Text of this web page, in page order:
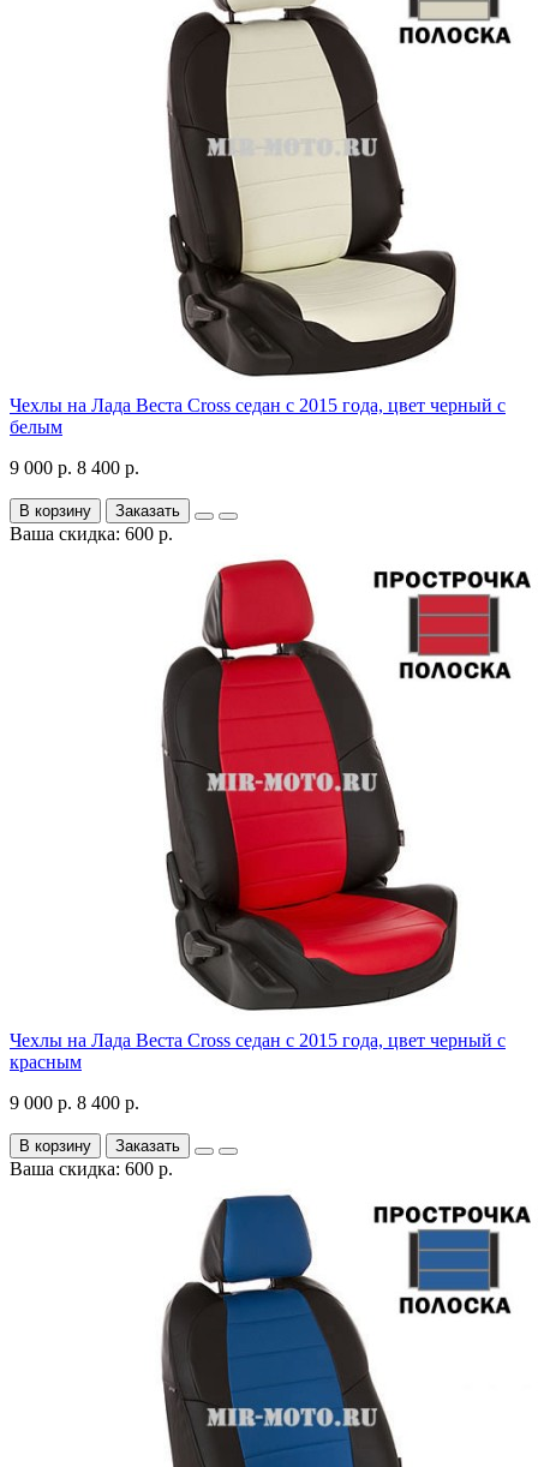
Чехлы на Лада Веста Cross седан с 2015 года, цвет черный с
белым
9 000 р. 8 400 р.
В корзину Заказать
Ваша скидка: 600 р.
Чехлы на Лада Веста Cross седан с 2015 года, цвет черный с
красным
9 000 р. 8 400 р.
В корзину Заказать
Ваша скидка: 600 р.